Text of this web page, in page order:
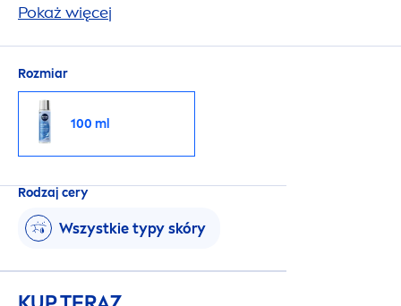
pozostawiając uczucie komfortu skóry.
Pokaż więcej
Rozmiar
100 ml
Rodzaj cery
Wszystkie typy skóry